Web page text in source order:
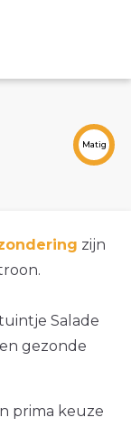
Matig
zijn
Salade
gezonde
prima keuze